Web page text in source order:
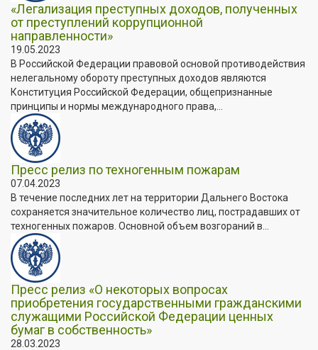
«Легализация преступных доходов, полученных
от преступлений коррупционной
направленности»
19.05.2023
В Российской Федерации правовой основой противодействия
нелегальному обороту преступных доходов являются
Конституция Российской Федерации, общепризнанные
принципы и нормы международного права,...
Пресс релиз по техногенным пожарам
07.04.2023
В течение последних лет на территории Дальнего Востока
сохраняется значительное количество лиц, пострадавших от
техногенных пожаров. Основной объем возгораний в...
Пресс релиз «О некоторых вопросах
приобретения государственными гражданскими
служащими Российской Федерации ценных
бумаг в собственность»
28.03.2023